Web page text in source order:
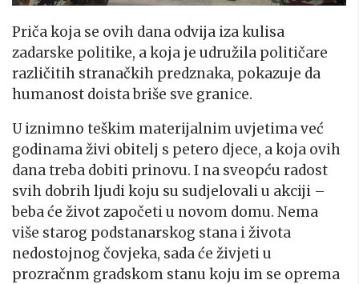
Priča koja se ovih dana odvija iza kulisa
zadarske politike, a koja je udružila političare
različitih stranačkih predznaka, pokazuje da
humanost doista briše sve granice.
U iznimno teškim materijalnim uvjetima već
godinama živi obitelj s petero djece, a koja ovih
dana treba dobiti prinovu. I na sveopću radost
svih dobrih ljudi koju su sudjelovali u akciji –
beba će život započeti u novom domu. Nema
više starog podstanarskog stana i života
nedostojnog čovjeka, sada će živjeti u
prozračnm gradskom stanu koju im se oprema